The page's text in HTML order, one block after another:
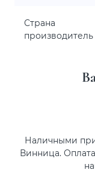
Страна
производитель
Наличными
Винница.